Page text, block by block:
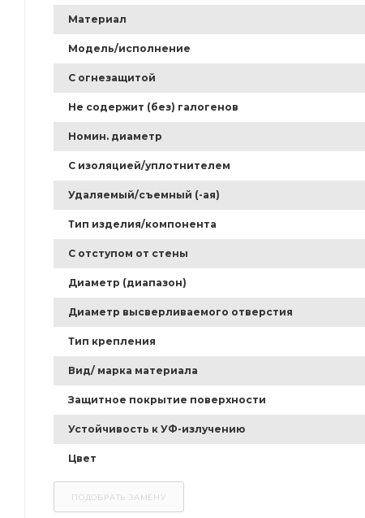
Материал
Модель/исполнение
С огнезащитой
Не содержит (без) галогенов
Номин. диаметр
С изоляцией/уплотнителем
Удаляемый/съемный (-ая)
Тип изделия/компонента
С отступом от стены
Диаметр (диапазон)
Диаметр высверливаемого отверстия
Тип крепления
Вид/ марка материала
Защитное покрытие поверхности
Устойчивость к УФ-излучению
Цвет